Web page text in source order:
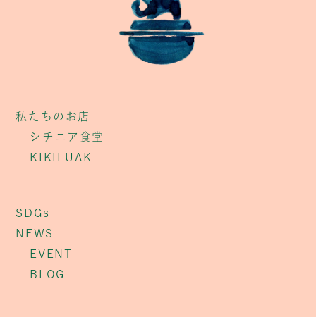
私たちのお店
シチニア食堂
KIKILUAK
SDGs
NEWS
EVENT
BLOG